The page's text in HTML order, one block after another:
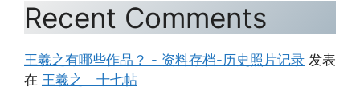
Recent Comments
王羲之有哪些作品？ - 资料存档-历史照片记录 发表
在 王羲之 十七帖